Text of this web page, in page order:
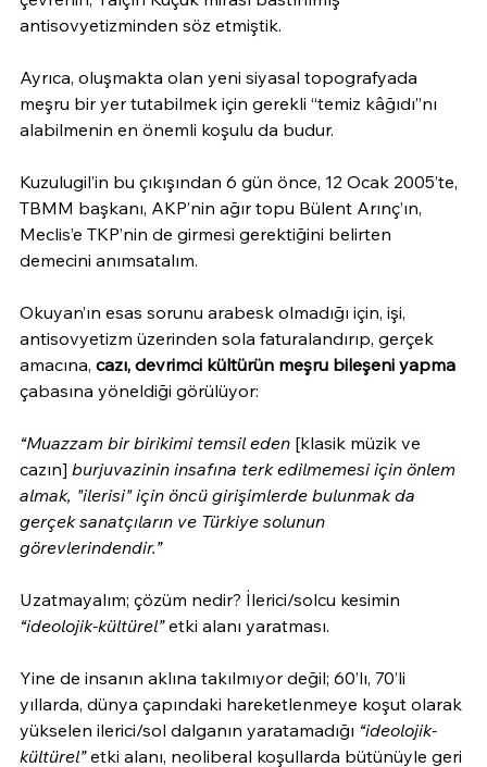
antisovyetizminden söz etmiştik.
Ayrıca, oluşmakta olan yeni siyasal topografyada
meşru bir yer tutabilmek için gerekli “temiz kâğıdı”nı
alabilmenin en önemli koşulu da budur.
Kuzulugil’in bu çıkışından 6 gün önce, 12 Ocak 2005’te,
TBMM başkanı, AKP’nin ağır topu Bülent Arınç’ın,
Meclis’e TKP’nin de girmesi gerektiğini belirten
demecini anımsatalım.
Okuyan’ın esas sorunu arabesk olmadığı için, işi,
antisovyetizm üzerinden sola faturalandırıp, gerçek
amacına, cazı, devrimci kültürün meşru bileşeni yapma
çabasına yöneldiği görülüyor:
“Muazzam bir birikimi temsil eden [klasik müzik ve
cazın] burjuvazinin insafına terk edilmemesi için önlem
almak, "ilerisi" için öncü girişimlerde bulunmak da
gerçek sanatçıların ve Türkiye solunun
görevlerindendir.”
Uzatmayalım; çözüm nedir? İlerici/solcu kesimin
“ideolojik-kültürel” etki alanı yaratması.
Yine de insanın aklına takılmıyor değil; 60’lı, 70’li
yıllarda, dünya çapındaki hareketlenmeye koşut olarak
yükselen ilerici/sol dalganın yaratamadığı “ideolojik-
kültürel” etki alanı, neoliberal koşullarda bütünüyle geri